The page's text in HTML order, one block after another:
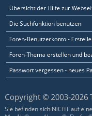
Übersicht der Hilfe zur
Die Suchfunktion benutzen
Foren-Benutzerkonto -
Foren-Thema erstellen und
Passwort vergessen - neues
Copyright © 2003-2026
Sie befinden sich NICHT auf